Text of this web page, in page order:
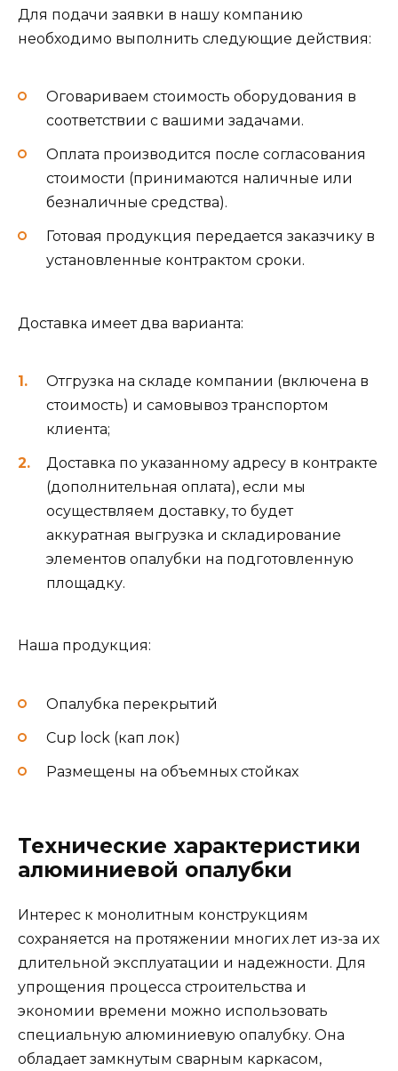
Для подачи заявки в нашу компанию
необходимо выполнить следующие действия:
Оговариваем стоимость оборудования в
соответствии с вашими задачами.
Оплата производится после согласования
стоимости (принимаются наличные или
безналичные средства).
Готовая продукция передается заказчику в
установленные контрактом сроки.
Доставка имеет два варианта:
Отгрузка на складе компании (включена в
стоимость) и самовывоз транспортом
клиента;
Доставка по указанному адресу в контракте
(дополнительная оплата), если мы
осуществляем доставку, то будет
аккуратная выгрузка и складирование
элементов опалубки на подготовленную
площадку.
Наша продукция:
Опалубка перекрытий
Cup lock (кап лок)
Размещены на объемных стойках
Технические характеристики
алюминиевой опалубки
Интерес к монолитным конструкциям
сохраняется на протяжении многих лет из-за их
длительной эксплуатации и надежности. Для
упрощения процесса строительства и
экономии времени можно использовать
специальную алюминиевую опалубку. Она
обладает замкнутым сварным каркасом,